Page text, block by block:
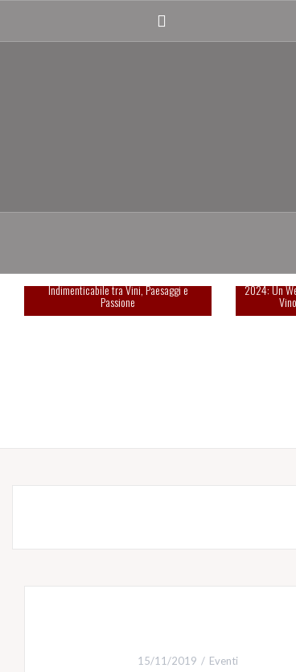
contenuto
profile
Summa 2025: Una Giornata
Indimenticabile tra Vini, Paesaggi e
Passione
2024: Un
15/11/2019 Eventi